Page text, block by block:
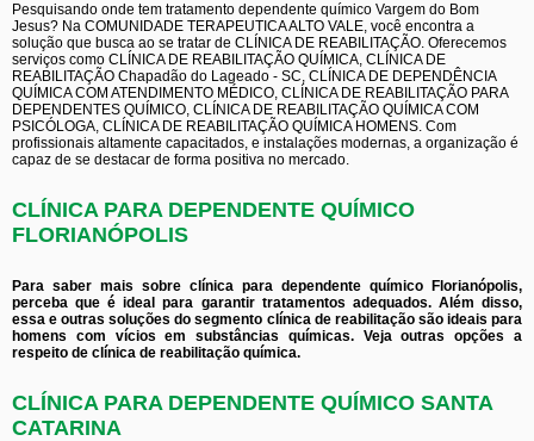
Pesquisando onde tem tratamento dependente químico Vargem do Bom
Jesus? Na COMUNIDADE TERAPEUTICA ALTO VALE, você encontra a
solução que busca ao se tratar de CLÍNICA DE REABILITAÇÃO. Oferecemos
serviços como CLÍNICA DE REABILITAÇÃO QUÍMICA, CLÍNICA DE
REABILITAÇÃO Chapadão do Lageado - SC, CLÍNICA DE DEPENDÊNCIA
QUÍMICA COM ATENDIMENTO MÉDICO, CLÍNICA DE REABILITAÇÃO PARA
DEPENDENTES QUÍMICO, CLÍNICA DE REABILITAÇÃO QUÍMICA COM
PSICÓLOGA, CLÍNICA DE REABILITAÇÃO QUÍMICA HOMENS. Com
profissionais altamente capacitados, e instalações modernas, a organização é
capaz de se destacar de forma positiva no mercado.
CLÍNICA PARA DEPENDENTE QUÍMICO
FLORIANÓPOLIS
Para saber mais sobre clínica para dependente químico Florianópolis,
perceba que é ideal para garantir tratamentos adequados. Além disso,
essa e outras soluções do segmento clínica de reabilitação são ideais para
homens com vícios em substâncias químicas. Veja outras opções a
respeito de clínica de reabilitação química.
CLÍNICA PARA DEPENDENTE QUÍMICO SANTA
CATARINA